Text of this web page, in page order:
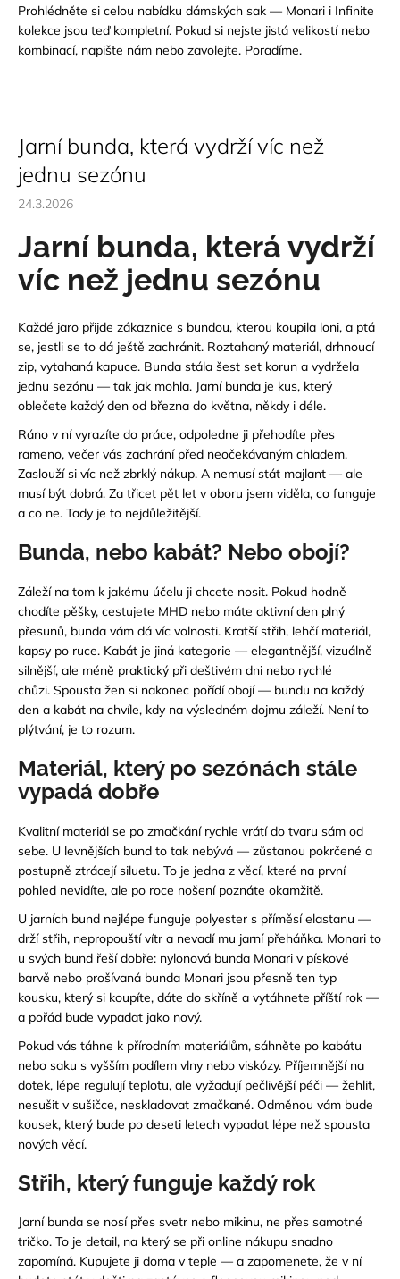
Prohlédněte si celou nabídku dámských sak — Monari i Infinite
kolekce jsou teď kompletní. Pokud si nejste jistá velikostí nebo
kombinací, napište nám nebo zavolejte. Poradíme.
Jarní bunda, která vydrží víc než
jednu sezónu
24.3.2026
Jarní bunda, která vydrží
víc než jednu sezónu
Každé jaro přijde zákaznice s bundou, kterou koupila loni, a ptá
se, jestli se to dá ještě zachránit. Roztahaný materiál, drhnoucí
zip, vytahaná kapuce. Bunda stála šest set korun a vydržela
jednu sezónu — tak jak mohla. Jarní bunda je kus, který
oblečete každý den od března do května, někdy i déle.
Ráno v ní vyrazíte do práce, odpoledne ji přehodíte přes
rameno, večer vás zachrání před neočekávaným chladem.
Zaslouží si víc než zbrklý nákup. A nemusí stát majlant — ale
musí být dobrá. Za třicet pět let v oboru jsem viděla, co funguje
a co ne. Tady je to nejdůležitější.
Bunda, nebo kabát? Nebo obojí?
Záleží na tom k jakému účelu ji chcete nosit. Pokud hodně
chodíte pěšky, cestujete MHD nebo máte aktivní den plný
přesunů, bunda vám dá víc volnosti. Kratší střih, lehčí materiál,
kapsy po ruce. Kabát je jiná kategorie — elegantnější, vizuálně
silnější, ale méně praktický při deštivém dni nebo rychlé
chůzi. Spousta žen si nakonec pořídí obojí — bundu na každý
den a kabát na chvíle, kdy na výsledném dojmu záleží. Není to
plýtvání, je to rozum.
Materiál, který po sezónách stále
vypadá dobře
Kvalitní materiál se po zmačkání rychle vrátí do tvaru sám od
sebe. U levnějších bund to tak nebývá — zůstanou pokrčené a
postupně ztrácejí siluetu. To je jedna z věcí, které na první
pohled nevidíte, ale po roce nošení poznáte okamžitě.
U jarních bund nejlépe funguje polyester s příměsí elastanu —
drží střih, nepropouští vítr a nevadí mu jarní přeháňka. Monari to
u svých bund řeší dobře: nylonová bunda Monari v pískové
barvě nebo prošívaná bunda Monari jsou přesně ten typ
kousku, který si koupíte, dáte do skříně a vytáhnete příští rok —
a pořád bude vypadat jako nový.
Pokud vás táhne k přírodním materiálům, sáhněte po kabátu
nebo saku s vyšším podílem vlny nebo viskózy. Příjemnější na
dotek, lépe regulují teplotu, ale vyžadují pečlivější péči — žehlit,
nesušit v sušičce, neskladovat zmačkané. Odměnou vám bude
kousek, který bude po deseti letech vypadat lépe než spousta
nových věcí.
Střih, který funguje každý rok
Jarní bunda se nosí přes svetr nebo mikinu, ne přes samotné
tričko. To je detail, na který se při online nákupu snadno
zapomíná. Kupujete ji doma v teple — a zapomenete, že v ní